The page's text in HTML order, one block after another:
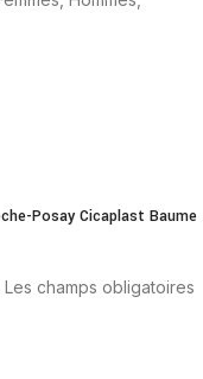
Posay Cicaplast Baume
Les champs obligatoires